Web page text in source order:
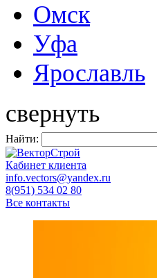
Омск
Уфа
Ярославль
свернуть
Найти:
Кабинет клиента
info.vectors@yandex.ru
8(951) 534 02 80
Все контакты